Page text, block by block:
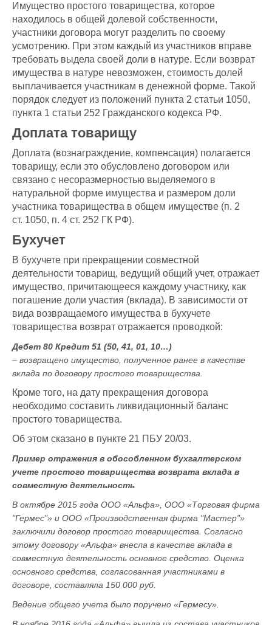
Имущество простого товарищества, которое
находилось в общей долевой собственности,
участники договора могут разделить по своему
усмотрению. При этом каждый из участников вправе
требовать выдела своей доли в натуре. Если возврат
имущества в натуре невозможен, стоимость долей
выплачивается участникам в денежной форме. Такой
порядок следует из положений пункта 2 статьи 1050,
пункта 1 статьи 252 Гражданского кодекса РФ.
Доплата товарищу
Доплата (вознаграждение, компенсация) полагается
товарищу, если это обусловлено договором или
связано с несоразмерностью выделяемого в
натуральной форме имущества и размером доли
участника товарищества в общем имуществе (п. 2
ст. 1050, п. 4 ст. 252 ГК РФ).
Бухучет
В бухучете при прекращении совместной
деятельности товарищ, ведущий общий учет, отражает
имущество, причитающееся каждому участнику, как
погашение доли участия (вклада). В зависимости от
вида возвращаемого имущества в бухучете
товарищества возврат отражается проводкой:
Дебет 80 Кредит 51 (50, 41, 01, 10…)
– возвращено имущество, полученное ранее в качестве
вклада по договору простого товарищества.
Кроме того, на дату прекращения договора
необходимо составить ликвидационный баланс
простого товарищества.
Об этом сказано в пункте 21 ПБУ 20/03.
Пример отражения в обособленном бухгалтерском
учете простого товарищества возврата вклада в
совместную деятельность
В октябре 2015 года ООО «Альфа», ООО «Торговая фирма
"Гермес"» и ООО «Производственная фирма "Мастер"»
заключили договор простого товарищества. Согласно
этому договору «Альфа» внесла в качестве вклада в
совместную деятельность основное средство. Оценка
основного средства, согласованная участниками в
договоре, составляла 150 000 руб.
Ведение общего учета было поручено «Гермесу».